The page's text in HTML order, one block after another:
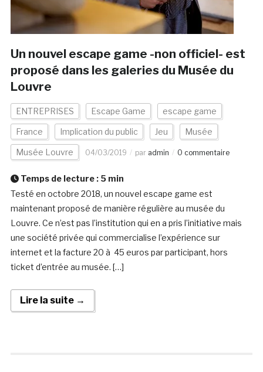
Un nouvel escape game -non officiel- est
proposé dans les galeries du Musée du
Louvre
ENTREPRISES Escape Game escape game
France Implication du public Jeu Musée
Musée Louvre 04/03/2019 par admin 0 commentaire
Temps de lecture : 5 min
Testé en octobre 2018, un nouvel escape game est
maintenant proposé de manière régulière au musée du
Louvre. Ce n’est pas l’institution qui en a pris l’initiative mais
une société privée qui commercialise l’expérience sur
internet et la facture 20 à 45 euros par participant, hors
ticket d’entrée au musée. […]
Lire la suite →